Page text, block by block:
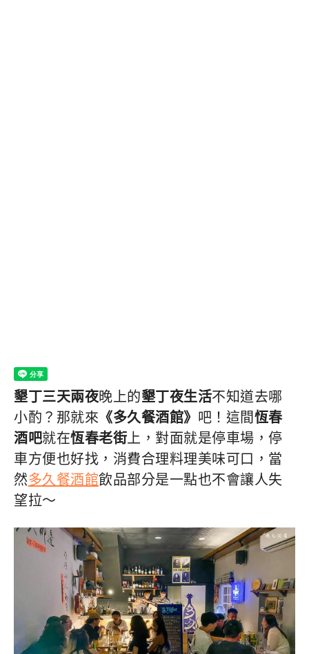
墾丁三天兩夜晚上的墾丁夜生活不知道去哪
小酌？那就來 《多久餐酒館》 吧！這間恆春
酒吧就在恆春老街上，對面就是停車場，停
車方便也好找，消費合理料理美味可口，當
然多久餐酒館飲品部分是一點也不會讓人失
望拉～